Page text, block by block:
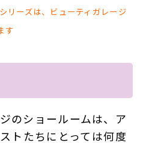
リーズは、ビューティガレージ
す
のショールームは、ア
トたちにとっては何度